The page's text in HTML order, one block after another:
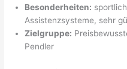
Besonderheiten:
Assistenzsysteme, sehr
Zielgruppe:
Pendler